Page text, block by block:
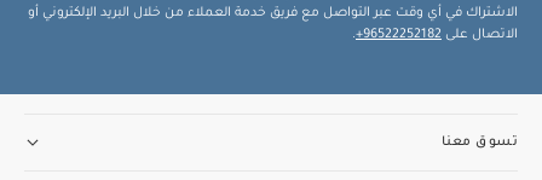
الاشتراك في أي وقت عبر التواصل مع فريق خدمة العملاء من خلال البريد الإلكتروني أو
الاتصال على 96522252182+
.
تسوق معنا